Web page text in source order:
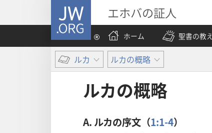
JW.ORG エホバの証人
ホーム
聖書の教え
ルカ ルカの概略
ルカの概略
A. ルカの序文（1:1-4）